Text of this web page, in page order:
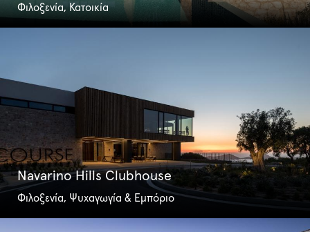
Φιλοξενία, Κατοικία
Navarino Hills Clubhouse
Φιλοξενία, Ψυχαγωγία & Εμπόριο